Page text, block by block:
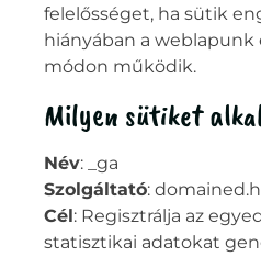
felelősséget, ha sütik
hiányában a
módon működik.
Milyen sütiket
Név: _ga
Szolgáltató:
Cél : Regisztrálja az
statisztikai adatokat